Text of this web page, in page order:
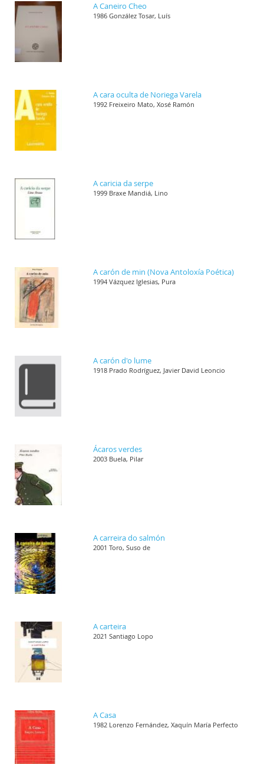
A Caneiro Cheo
1986 González Tosar, Luís
A cara oculta de Noriega Varela
1992 Freixeiro Mato, Xosé Ramón
A caricia da serpe
1999 Braxe Mandiá, Lino
A carón de min (Nova Antoloxía Poética)
1994 Vázquez Iglesias, Pura
A carón d'o lume
1918 Prado Rodríguez, Javier David Leoncio
Ácaros verdes
2003 Buela, Pilar
A carreira do salmón
2001 Toro, Suso de
A carteira
2021 Santiago Lopo
A Casa
1982 Lorenzo Fernández, Xaquín María Perfecto